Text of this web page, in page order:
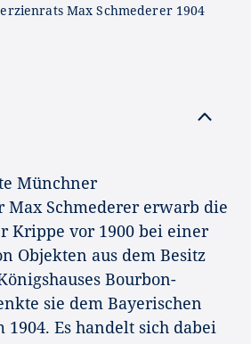
Max Schmederer 1904
Münchner
Schmederer erwarb die
Krippe vor 1900 bei einer
Objekten aus dem Besitz
Bourbon-
sie dem Bayerischen
Es handelt sich dabei